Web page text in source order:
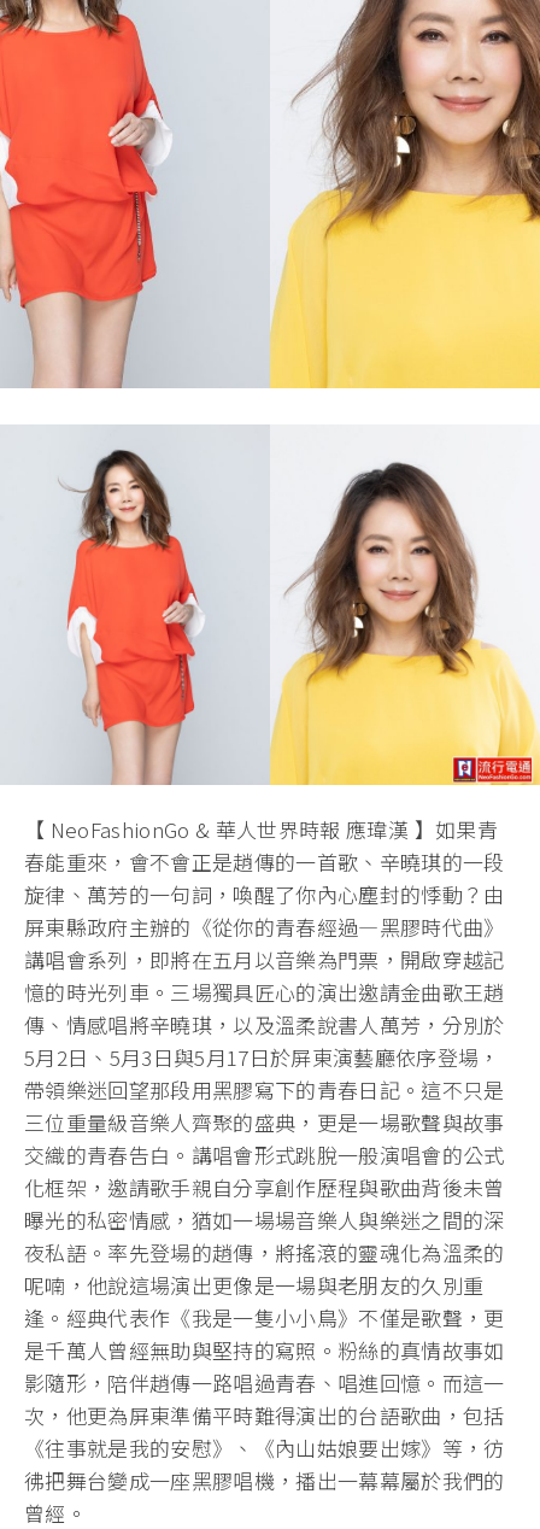
【 NeoFashionGo & 華人世界時報 應瑋漢 】如果青
春能重來，會不會正是趙傳的一首歌、辛曉琪的一段
旋律、萬芳的一句詞，喚醒了你內心塵封的悸動？由
屏東縣政府主辦的《從你的青春經過—黑膠時代曲》
講唱會系列，即將在五月以音樂為門票，開啟穿越記
憶的時光列車。三場獨具匠心的演出邀請金曲歌王趙
傳、情感唱將辛曉琪，以及溫柔說書人萬芳，分別於
5月2日、5月3日與5月17日於屏東演藝廳依序登場，
帶領樂迷回望那段用黑膠寫下的青春日記。這不只是
三位重量級音樂人齊聚的盛典，更是一場歌聲與故事
交織的青春告白。講唱會形式跳脫一般演唱會的公式
化框架，邀請歌手親自分享創作歷程與歌曲背後未曾
曝光的私密情感，猶如一場場音樂人與樂迷之間的深
夜私語。率先登場的趙傳，將搖滾的靈魂化為溫柔的
呢喃，他說這場演出更像是一場與老朋友的久別重
逢。經典代表作《我是一隻小小鳥》不僅是歌聲，更
是千萬人曾經無助與堅持的寫照。粉絲的真情故事如
影隨形，陪伴趙傳一路唱過青春、唱進回憶。而這一
次，他更為屏東準備平時難得演出的台語歌曲，包括
《往事就是我的安慰》、《內山姑娘要出嫁》等，彷
彿把舞台變成一座黑膠唱機，播出一幕幕屬於我們的
曾經。